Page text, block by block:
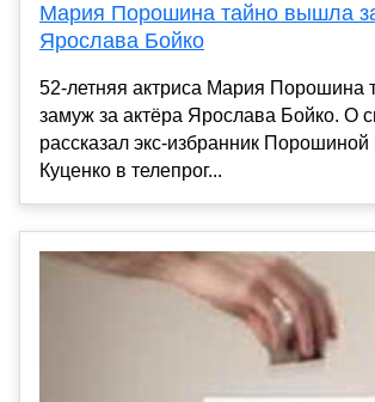
Мария Порошина тайно вышла
Ярослава Бойко
52-летняя актриса Мария Порошина
замуж за актёра Ярослава Бойко. О
рассказал экс-избранник
Куценко в телепрог...